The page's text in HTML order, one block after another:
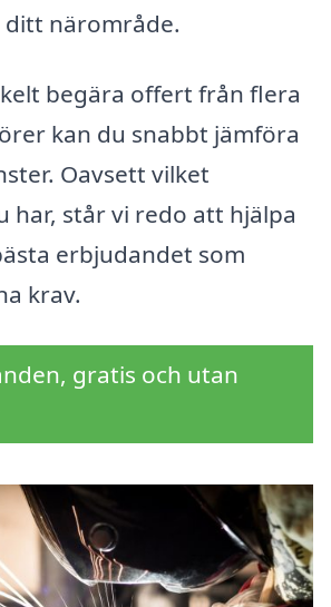
närområde.
begära offert från flera
kan du snabbt jämföra
Oavsett vilket
har, står vi redo att hjälpa
erbjudandet som
krav.
gratis och utan